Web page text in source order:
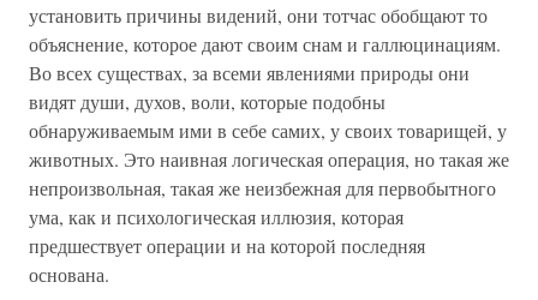
установить причины видений, они тотчас обобщают то
объяснение, которое дают своим снам и галлюцинациям.
Во всех существах, за всеми явлениями природы они
видят души, духов, воли, которые подобны
обнаруживаемым ими в себе самих, у своих товарищей, у
животных. Это наивная логическая операция, но такая же
непроизвольная, такая же неизбежная для первобытного
ума, как и психологическая иллюзия, которая
предшествует операции и на которой последняя
основана.